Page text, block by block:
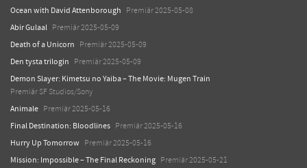
Ocean with David Attenborough Premiär 2025-05-08
Abir Gulaal Premiär 2025-05-09
Death of a Unicorn Premiär 2025-05-09
Den tysta trilogin Premiär 2025-05-09
Demon Slayer: Kimetsu no Yaiba – The Movie: Mugen Train
Premiär SF Studios/Sony
Animale Premiär 2025-05-16
Final Destination: Bloodlines Premiär 2025-05-16
Hurry Up Tomorrow Premiär 2025-05-16
Mission: Impossible – The Final Reckoning Premiär 2025-05-21